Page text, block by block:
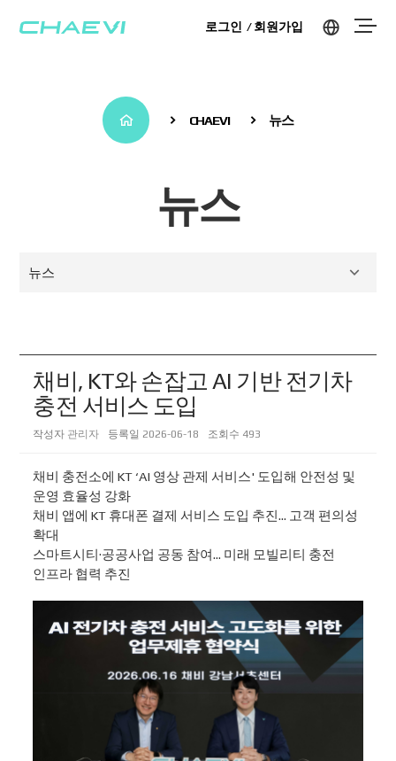
로그인 회원가입
CHAEVI 뉴스
뉴스
뉴스
채비, KT와 손잡고 AI 기반 전기차
충전 서비스 도입
작성자 관리자 등록일 2026-06-18 조회수 493
채비 충전소에 KT ‘AI 영상 관제 서비스' 도입해 안전성 및
운영 효율성 강화
채비 앱에 KT 휴대폰 결제 서비스 도입 추진… 고객 편의성
확대
스마트시티·공공사업 공동 참여… 미래 모빌리티 충전
인프라 협력 추진